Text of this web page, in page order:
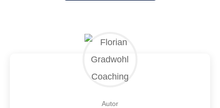
Autor